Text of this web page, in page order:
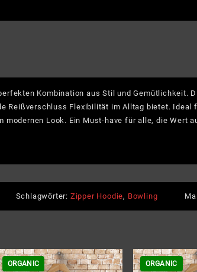
Crew
MengeKombination aus Stil und Gemütlichkeit.
Reißverschluss Flexibilität im Alltag bietet. Ideal
Look. Ein Must-have für alle, die Wert
Schlagwörter: Zipper Hoodie, Bowling
ORGANIC ORGANIC